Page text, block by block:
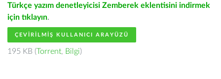
Türkçe yazım denetleyicisi Zemberek eklentisini indirmek
için tıklayın.
ÇEVIRILMIŞ KULLANICI ARAYÜZÜ
195 KB (Torrent, Bilgi)